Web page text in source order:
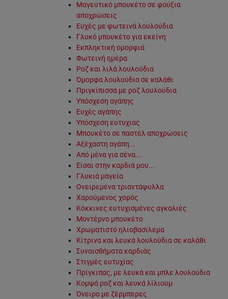
Μαγευτικό μπουκέτο σε φούξια
αποχρώσεις
Ευχές με φωτεινά λουλούδια
Γλυκό μπουκέτο για εκείνη
Εκπληκτική ομορφιά
Φωτεινή ημέρα
Ροζ και λιλά λουλούδια
Όμορφα λουλούδια σε καλάθι
Πριγκίπισσα με ροζ λουλούδια
Υπόσχεση αγάπης
Ευχές αγάπης
Υπόσχεση ευτυχίας
Μπουκέτο σε παστέλ αποχρώσεις
Αξέχαστη αγάπη...
Από μένα για σένα...
Είσαι στην καρδιά μου...
Γλυκιά μαγεία
Ονειρεμένα τριαντάφυλλα
Χαρούμενος χορός
Κόκκινες ευτυχισμένες αγκαλιές
Μοντέρνο μπουκέτο
Χρωματιστό ηλιοβασίλεμα
Κίτρινα και λευκά λουλούδια σε καλάθι
Συναισθήματα καρδιάς
Στιγμές ευτυχίας
Πρίγκιπας, με λευκά και μπλε λουλούδια
Κομψά ροζ και λευκά λίλιουμ
Όνειρο με ζέρμπερες